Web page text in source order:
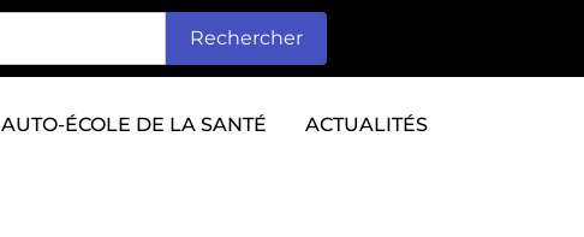
Rechercher
AUTO-ÉCOLE DE LA SANTÉ ACTUALITÉS